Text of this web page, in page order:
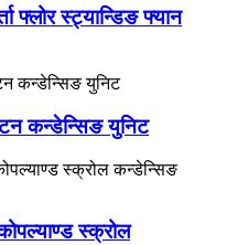
फ्लोर स्ट्यान्डिङ फ्यान
कन्डेन्सिङ युनिट
स्क्रोल